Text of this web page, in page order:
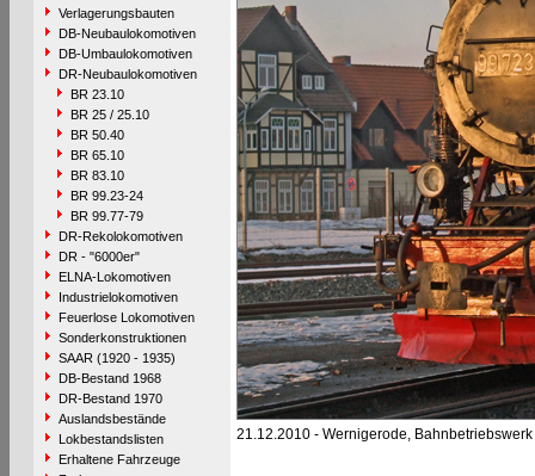
Verlagerungsbauten
DB-Neubaulokomotiven
DB-Umbaulokomotiven
DR-Neubaulokomotiven
BR 23.10
BR 25 / 25.10
BR 50.40
BR 65.10
BR 83.10
BR 99.23-24
BR 99.77-79
DR-Rekolokomotiven
DR - "6000er"
ELNA-Lokomotiven
Industrielokomotiven
Feuerlose Lokomotiven
Sonderkonstruktionen
SAAR (1920 - 1935)
DB-Bestand 1968
DR-Bestand 1970
Auslandsbestände
Lokbestandslisten
Erhaltene Fahrzeuge
21.12.2010 - Wernigerode, Bahnbetriebswerk